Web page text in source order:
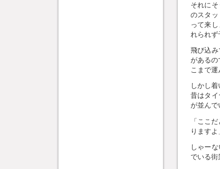
それに
のスタ
って来
れられず
飛び込
がある
こまで
しかし
昔はタ
が並んで
「ここ
ります
しゃー
でいる